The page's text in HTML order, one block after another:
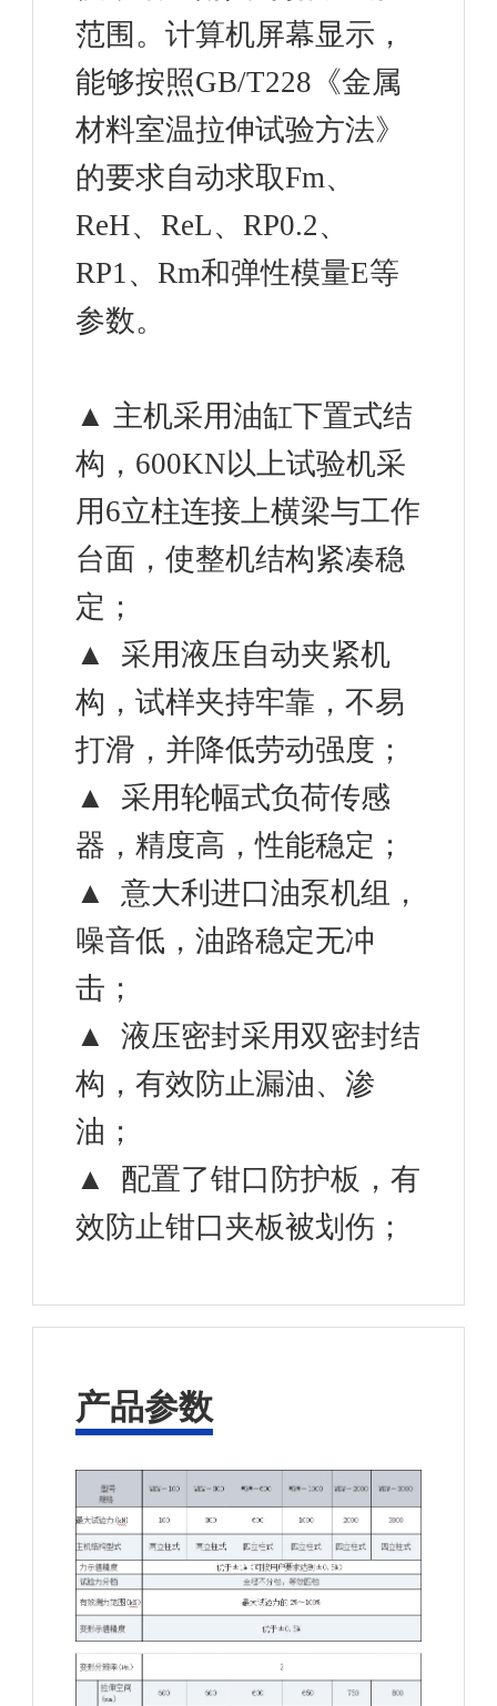
范围。计算机屏幕显示，
能够按照GB/T228《金属
材料室温拉伸试验方法》
的要求自动求取Fm、
ReH、ReL、RP0.2、
RP1、Rm和弹性模量E等
参数。
▲ 主机采用油缸下置式结
构，600KN以上试验机采
用6立柱连接上横梁与工作
台面，使整机结构紧凑稳
定；
▲ 采用液压自动夹紧机
构，试样夹持牢靠，不易
打滑，并降低劳动强度；
▲ 采用轮幅式负荷传感
器，精度高，性能稳定；
▲ 意大利进口油泵机组，
噪音低，油路稳定无冲
击；
▲ 液压密封采用双密封结
构，有效防止漏油、渗
油；
▲ 配置了钳口防护板，有
效防止钳口夹板被划伤；
产品参数